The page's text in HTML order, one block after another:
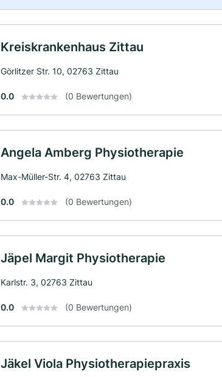
Kreiskrankenhaus Zittau
Görlitzer Str. 10, 02763 Zittau
0.0 (0 Bewertungen)
Angela Amberg Physiotherapie
Max-Müller-Str. 4, 02763 Zittau
0.0 (0 Bewertungen)
Jäpel Margit Physiotherapie
Karlstr. 3, 02763 Zittau
0.0 (0 Bewertungen)
Jäkel Viola Physiotherapiepraxis